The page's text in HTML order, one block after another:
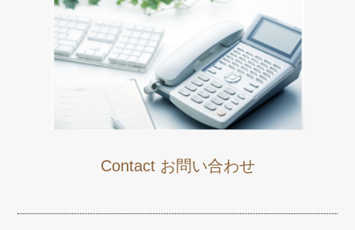
Contact お問い合わせ